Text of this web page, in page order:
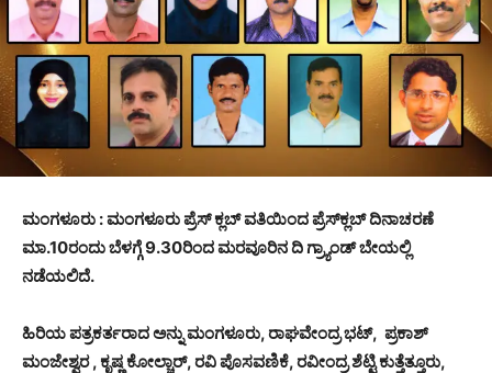
ಮಂಗಳೂರು : ಮಂಗಳೂರು ಪ್ರೆಸ್ ಕ್ಲಬ್ ವತಿಯಿಂದ ಪ್ರೆಸ್‌ಕ್ಲಬ್ ದಿನಾಚರಣೆ
ಮಾ.10ರಂದು ಬೆಳಗ್ಗೆ 9.30ರಿಂದ ಮರವೂರಿನ ದಿ ಗ್ರ್ಯಾಂಡ್ ಬೇಯಲ್ಲಿ
ನಡೆಯಲಿದೆ.
ಹಿರಿಯ ಪತ್ರಕರ್ತರಾದ ಅನ್ನು ಮಂಗಳೂರು, ರಾಘವೇಂದ್ರ ಭಟ್, ಪ್ರಕಾಶ್
ಮಂಜೇಶ್ವರ , ಕೃಷ್ಣ ಕೋಲ್ಚಾರ್, ರವಿ ಪೊಸವಣಿಕೆ, ರವೀಂದ್ರ ಶೆಟ್ಟಿ ಕುತ್ತೆತ್ತೂರು,